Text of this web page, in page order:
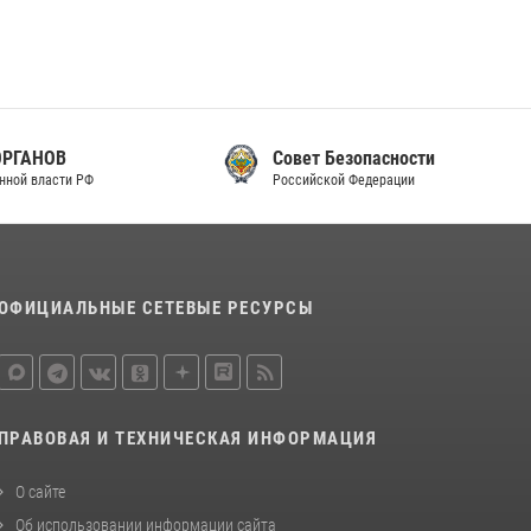
В Челябинске росгвардейцы задержали
скорой помощи (видео)
14 июля 2026, 12:20 1
Совет Безопасности
Российской Федерации
СЕТЕВЫЕ РЕСУРСЫ
ПРАВОВАЯ И ТЕХНИЧЕСКАЯ ИНФОРМАЦИЯ
О сайте
Об использовании информации сайта